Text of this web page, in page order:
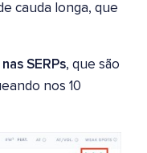
cauda longa, que
SERPs, que são
nos 10